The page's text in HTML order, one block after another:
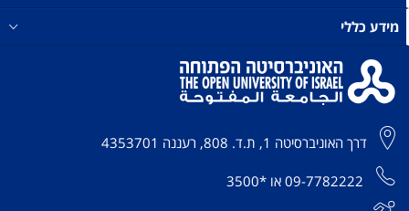
מידע כללי
דרך האוניברסיטה 1, ת.ד. 808, רעננה 4353701
09-7782222 או *3500